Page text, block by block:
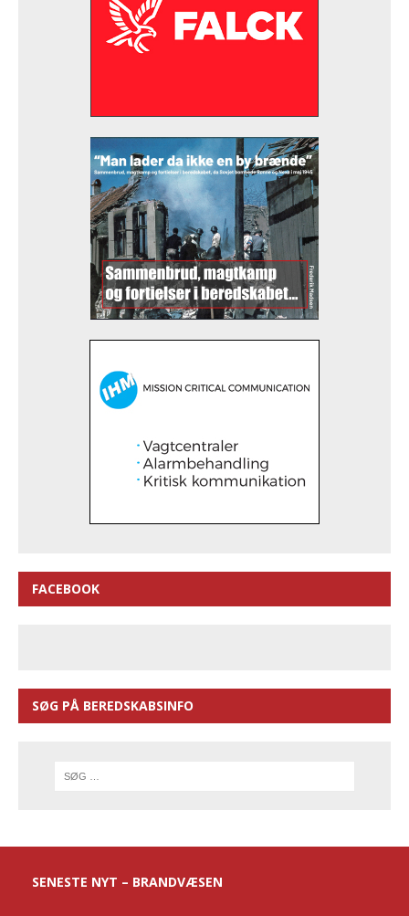
FACEBOOK
SØG PÅ BEREDSKABSINFO
SENESTE NYT – BRANDVÆSEN